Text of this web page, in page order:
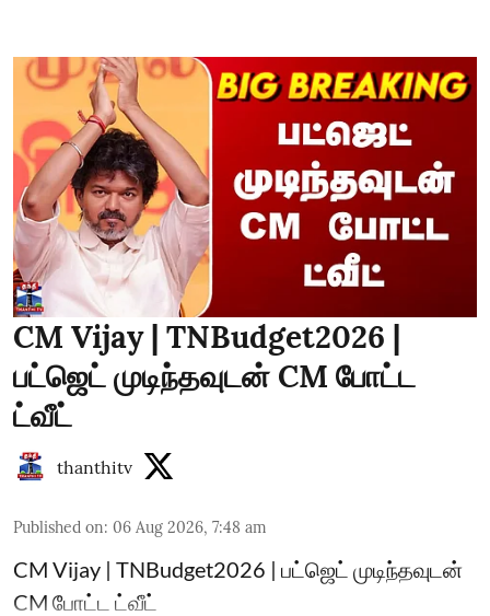
CM Vijay | TNBudget2026 |
பட்ஜெட் முடிந்தவுடன் CM போட்ட
ட்வீட்
thanthitv
Published on: 06 Aug 2026, 7:48 am
CM Vijay | TNBudget2026 | பட்ஜெட் முடிந்தவுடன்
CM போட்ட ட்வீட்